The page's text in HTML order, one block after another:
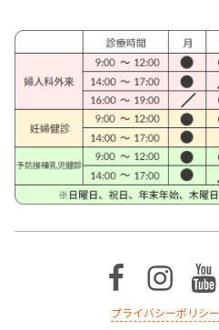
プライバシーポリシー